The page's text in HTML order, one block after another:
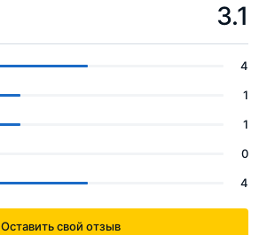
Оставить свой отзыв
3.1
4
1
1
0
4